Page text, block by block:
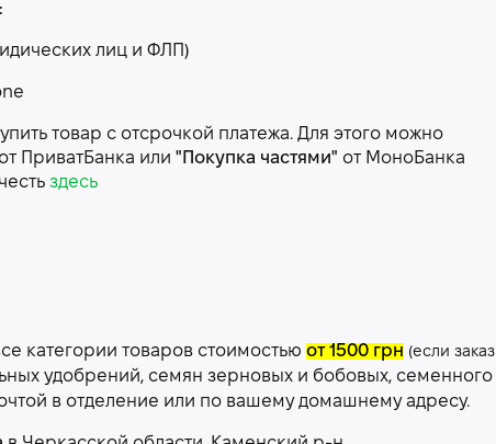
лиц и ФЛП)
товар с отсрочкой платежа. Для этого можно
от ПриватБанка или "Покупка частями" от МоноБанка
здесь
категории товаров стоимостью от 1500 грн (если заказ
удобрений, семян зерновых и бобовых, семенного
в отделение или по вашему домашнему адресу.